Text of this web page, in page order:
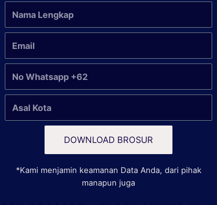
DOWNLOAD BROSUR
*Kami menjamin keamanan Data Anda, dari pihak
manapun juga